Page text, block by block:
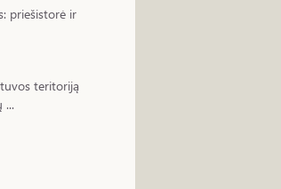
priešistorė ir
teritoriją
...